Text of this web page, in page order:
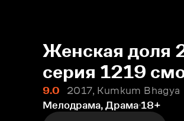
Женская доля
серия 1219
9.0
2017, Kumkum Bhagya
Мелодрама, Драма 18+